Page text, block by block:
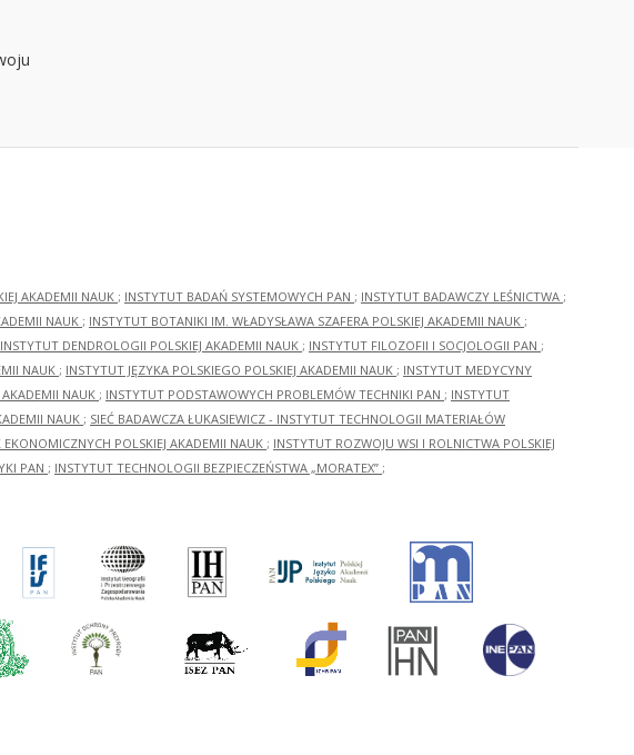
AKADEMII NAUK ; INSTYTUT BADAŃ SYSTEMOWYCH PAN ; INSTYTUT BADAWCZY LEŚNICTWA ;
NAUK ; INSTYTUT BOTANIKI IM. WŁADYSŁAWA SZAFERA POLSKIEJ AKADEMII NAUK ;
INSTYTUT DENDROLOGII POLSKIEJ AKADEMII NAUK ; INSTYTUT FILOZOFII I SOCJOLOGII PAN ;
NAUK ; INSTYTUT JĘZYKA POLSKIEGO POLSKIEJ AKADEMII NAUK ; INSTYTUT MEDYCYNY
NAUK ; INSTYTUT PODSTAWOWYCH PROBLEMÓW TECHNIKI PAN ; INSTYTUT
NAUK ; SIEĆ BADAWCZA ŁUKASIEWICZ - INSTYTUT TECHNOLOGII MATERIAŁÓW
POLSKIEJ AKADEMII NAUK ; INSTYTUT ROZWOJU WSI I ROLNICTWA POLSKIEJ
PAN ; INSTYTUT TECHNOLOGII BEZPIECZEŃSTWA „MORATEX” ;